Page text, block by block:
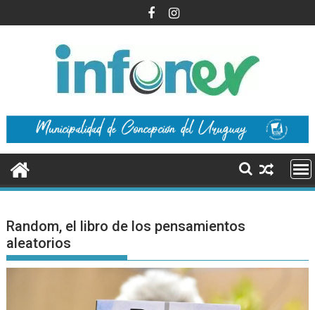
al
Random, el libro de los pensamientos
aleatorios